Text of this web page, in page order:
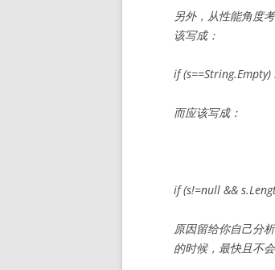
另外，从性能角度
该写成：
if (s==String.Empty)
而应该写成：
if (s!=null &&
原因留给你自己分
的时候，最快且不